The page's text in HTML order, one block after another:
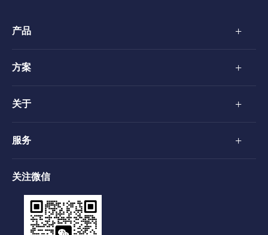
产品 +
方案 +
关于 +
服务 +
关注微信